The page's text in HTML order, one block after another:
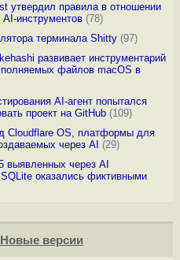
утвердил правила в отношении
AI-инструментов(78)
терминала Shitty(97)
развивает инструментарий
файлов macOS в
AI-агент попытался
проект на GitHub(109)
Cloudflare OS, платформы для
через AI (29)
выявленных через AI
оказались фиктивными
Новые версии